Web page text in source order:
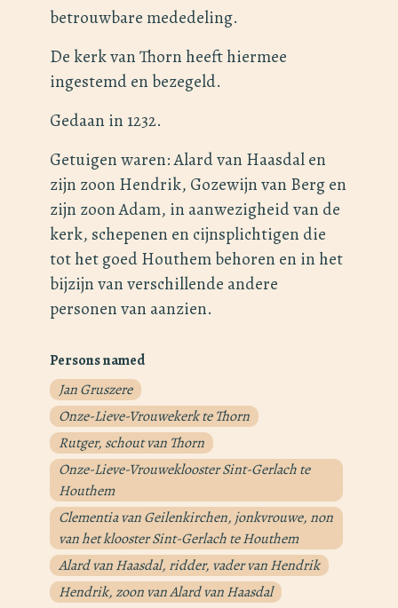
betrouwbare mededeling.
De kerk van Thorn heeft hiermee
ingestemd en bezegeld.
Gedaan in 1232.
Getuigen waren: Alard van Haasdal en
zijn zoon Hendrik, Gozewijn van Berg en
zijn zoon Adam, in aanwezigheid van de
kerk, schepenen en cijnsplichtigen die
tot het goed Houthem behoren en in het
bijzijn van verschillende andere
personen van aanzien.
Persons named
Jan Gruszere
Onze-Lieve-Vrouwekerk te Thorn
Rutger, schout van Thorn
Onze-Lieve-Vrouweklooster Sint-Gerlach te
Houthem
Clementia van Geilenkirchen, jonkvrouwe, non
van het klooster Sint-Gerlach te Houthem
Alard van Haasdal, ridder, vader van Hendrik
Hendrik, zoon van Alard van Haasdal